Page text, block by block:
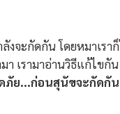
งจะกัดกัน โดยหมาเร
า เรามาอ่านวิธีแก้ไขกัน
ภัย...ก่อนสุนัขจะกัดกัน